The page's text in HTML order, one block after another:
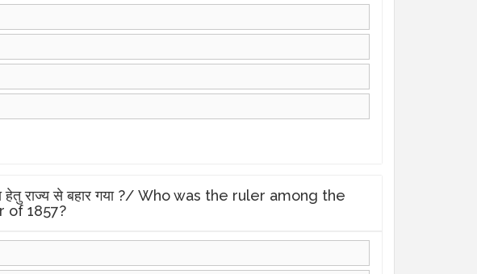
हेतु राज्य से बहार गया ?/ Who was the ruler among the
of 1857?